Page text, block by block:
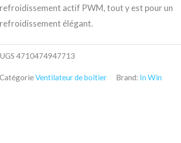
refroidissement actif PWM, tout y est pour un
refroidissement élégant.
UGS 4710474947713
CatégorieVentilateur de boîtier Brand: In Win